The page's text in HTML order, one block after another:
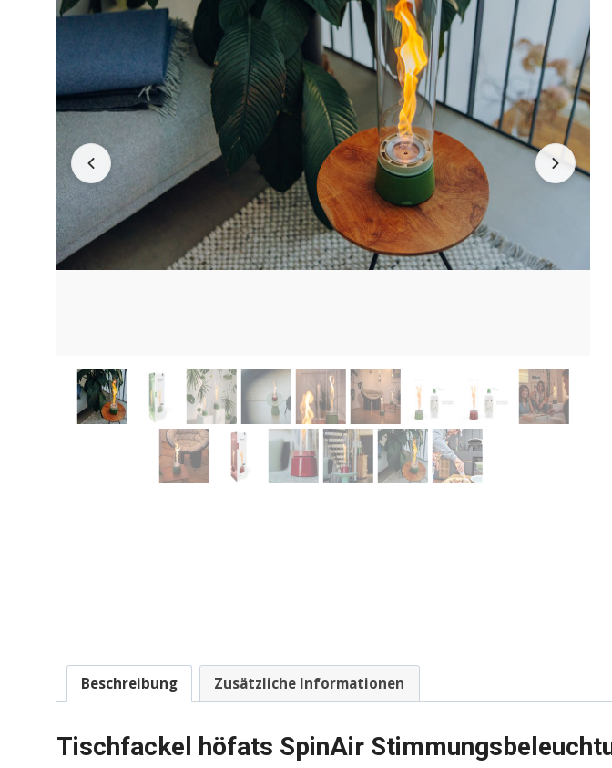
Beschreibung Zusätzliche Informationen
Tischfackel höfats SpinAir